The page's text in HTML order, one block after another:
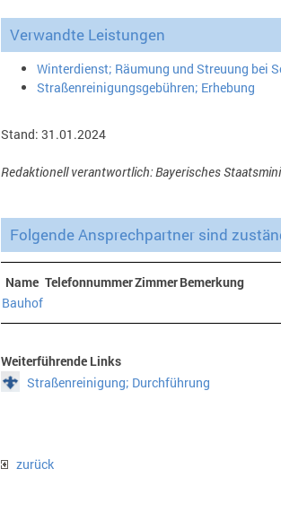
Verwandte Leistungen
Winterdienst; Räumung und Streuung bei
Straßenreinigungsgebühren; Erhebung
Stand: 31.01.2024
Redaktionell verantwortlich: Bayerisches
Folgende Ansprechpartner sind
Name TelefonnummerZimmerBemerkung
Bauhof
Weiterführende Links
Straßenreinigung; Durchführung
zurück